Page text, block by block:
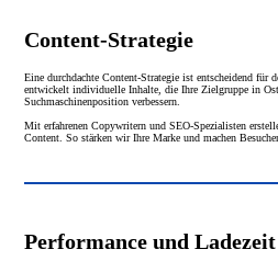
Content-Strategie
Eine durchdachte Content-Strategie ist entscheidend für
entwickelt individuelle Inhalte, die Ihre Zielgruppe in
Suchmaschinenposition verbessern.
Mit erfahrenen Copywritern und SEO-Spezialisten
Content. So stärken wir Ihre Marke und machen
Performance und Ladezeit